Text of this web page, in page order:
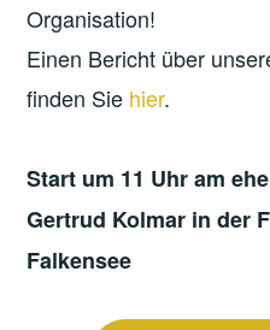
Organisation!
Einen Bericht über
finden Sie hier.
Start um 11 Uhr am
Gertrud Kolmar in der
Falkensee